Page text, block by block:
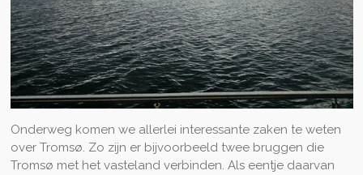
Onderweg komen we allerlei interessante zaken te weten
over Tromsø. Zo zijn er bijvoorbeeld twee bruggen die
Tromsø met het vasteland verbinden. Als eentje daarvan